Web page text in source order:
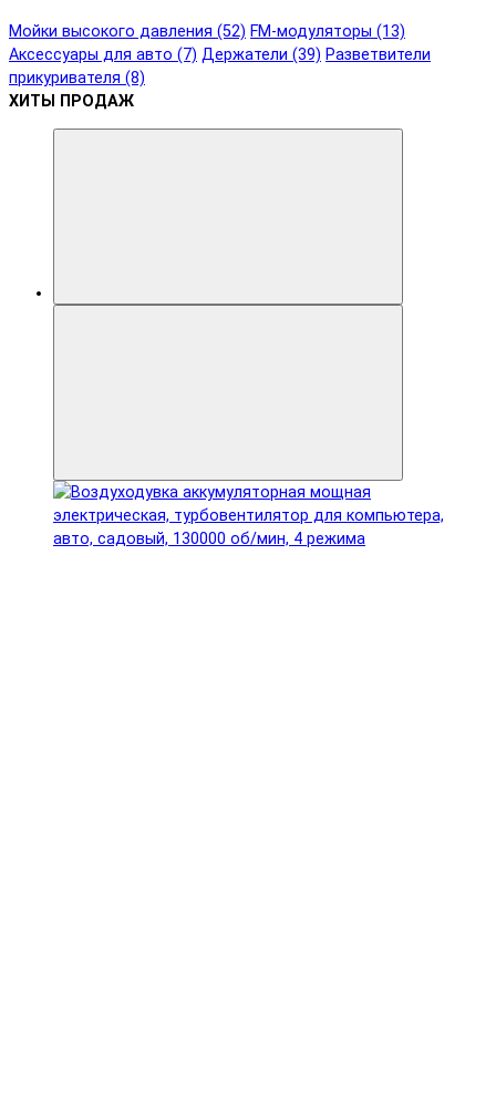
Мойки высокого давления (52) FM-модуляторы (13)
Аксессуары для авто (7) Держатели (39) Разветвители
прикуривателя (8)
ХИТЫ ПРОДАЖ